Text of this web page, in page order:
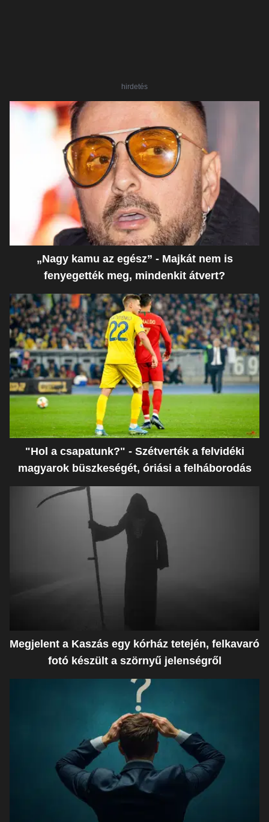
hirdetés
„Nagy kamu az egész” - Majkát nem is
fenyegették meg, mindenkit átvert?
"Hol a csapatunk?" - Szétverték a felvidéki
magyarok büszkeségét, óriási a felháborodás
Megjelent a Kaszás egy kórház tetején, felkavaró
fotó készült a szörnyű jelenségről